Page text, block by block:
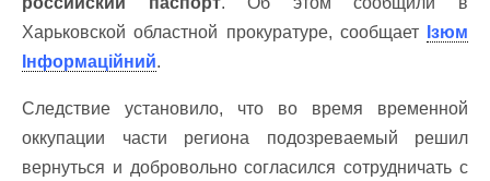
Харьковской областной прокуратуре, сообщает
Ізюм
Інформаційний.
Следствие установило, что во время временной
оккупации части региона подозреваемый решил
вернуться и добровольно согласился сотрудничать с